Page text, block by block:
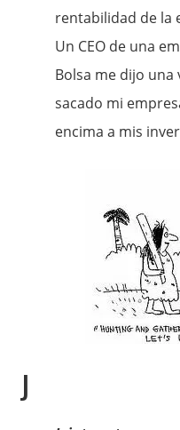
rentabilidad de la
Un CEO de una
Bolsa me dijo una
sacado mi
encima a mis
J